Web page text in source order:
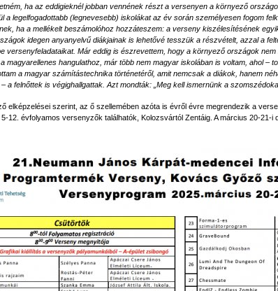
ha az eddigieknél jobban vennének részt a versenyen a környező
a legelfogadottabb (legnevesebb) iskolákat az év során személyesen fogom
ha a mellékelt beszámolóhoz hozzáteszem: a verseny kiszélesítésének
idegen anyanyelvű diákjainak is lehetővé tesszük a részvételt, azzal a
versenyfeladataikat. Már eddig is észrevettem, hogy a környező országok nem
magyarellenes hangulathoz, már több nem magyar iskolában is voltam, ahol –
a magyar számítástechnika történetéről, amit nemcsak a diákok, hanem
– a felnőttek is végighallgattak. Azt mondták: „Meg kell ismernünk a
elképzelései szerint, az ő szellemében azóta is évről évre megrendezik a
12. évfolyamos versenyzők találhatók, Kolozsvártól Zentáig. A március 20-21-i